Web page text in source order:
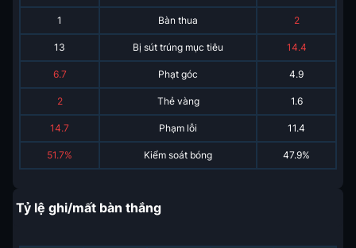
1 Bàn thua 2
13 Bị sút trúng mục tiêu 14.4
6.7 Phạt góc 4.9
2 Thẻ vàng 1.6
14.7 Phạm lỗi 11.4
51.7% Kiểm soát bóng 47.9%
Tỷ lệ ghi/mất bàn thắng